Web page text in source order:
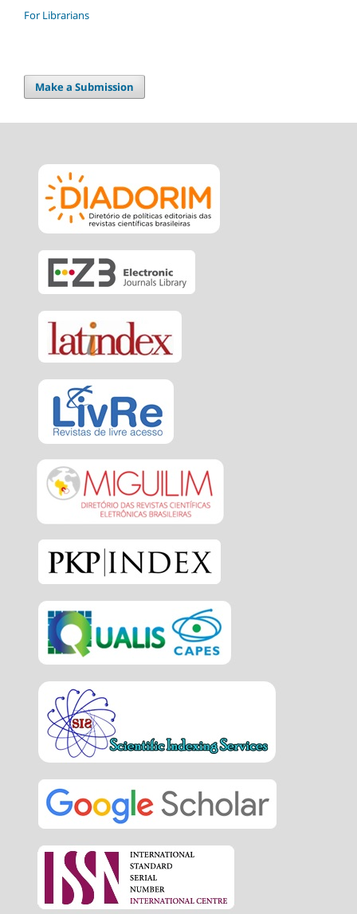
For Librarians
Make a Submission